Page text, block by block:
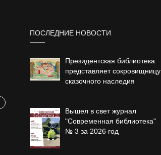
ПОСЛЕДНИЕ НОВОСТИ
Президентская библиотека
представляет сокровищницу
сказочного наследия
Вышел в свет журнал
"Современная библиотека"
№ 3 за 2026 год